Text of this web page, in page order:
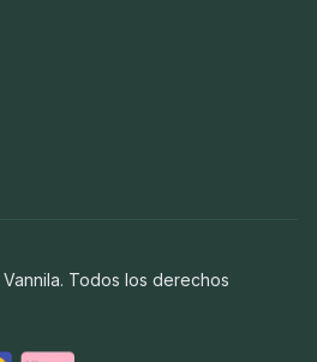
Vannila. Todos los derechos